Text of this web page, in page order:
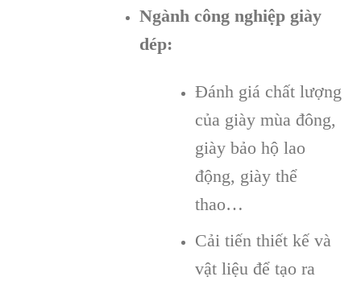
Ngành công nghiệp giày
dép:
Đánh giá chất lượng
của giày mùa đông,
giày bảo hộ lao
động, giày thể
thao…
Cải tiến thiết kế và
vật liệu để tạo ra